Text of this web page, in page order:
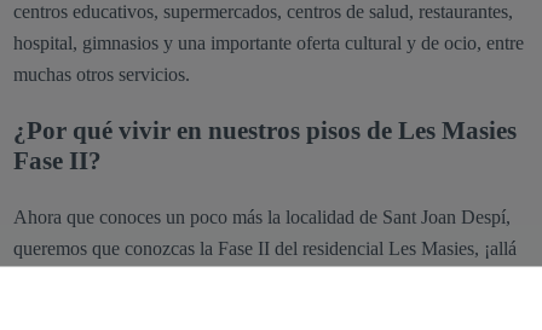
centros educativos, supermercados, centros de salud, restaurantes,
hospital, gimnasios y una importante oferta cultural y de ocio, entre
muchas otros servicios.
¿Por qué vivir en nuestros pisos de Les Masies
Fase II?
Ahora que conoces un poco más la localidad de Sant Joan Despí,
queremos que conozcas la Fase II del residencial Les Masies, ¡allá